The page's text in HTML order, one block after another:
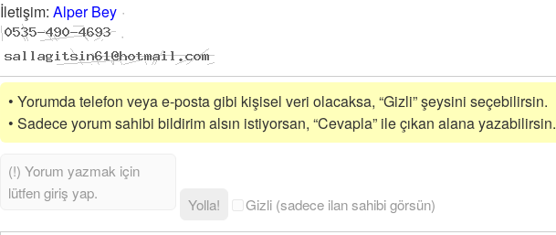
İletişim: Alper Bey
• Yorumda telefon veya e-posta gibi kişisel veri olacaksa, “Gizli” şeysini seçebilirsin.
• Sadece yorum sahibi bildirim alsın istiyorsan, “Cevapla” ile çıkan alana yazabilirsin.
Yolla! Gizli (sadece ilan sahibi görsün)